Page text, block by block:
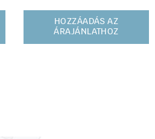
HOZZÁADÁS AZ
ÁRAJÁNLATHOZ